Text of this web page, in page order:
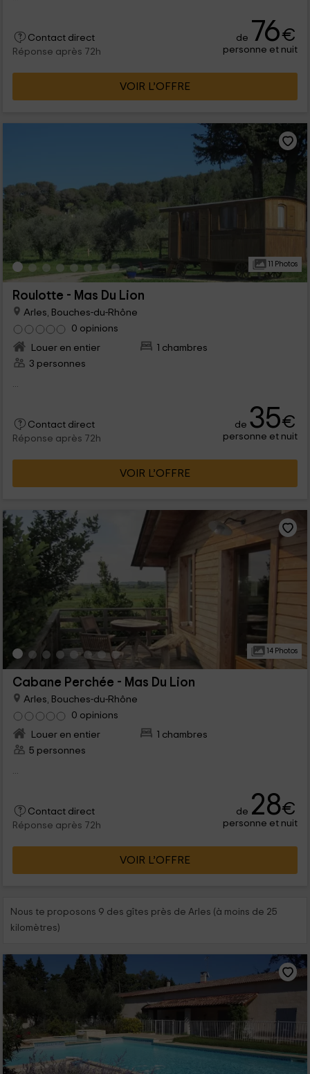
Contact direct
Réponse après 72h
de 76€
personne et nuit
VOIR L’OFFRE
11 Photos
Roulotte - Mas Du Lion
Arles, Bouches-du-Rhône
0 opinions
Louer en entier
1 chambres
3 personnes
...
Contact direct
Réponse après 72h
de 35€
personne et nuit
VOIR L’OFFRE
14 Photos
Cabane Perchée - Mas Du Lion
Arles, Bouches-du-Rhône
0 opinions
Louer en entier
1 chambres
5 personnes
...
Contact direct
Réponse après 72h
de 28€
personne et nuit
VOIR L’OFFRE
Nous te proposons 9 des gîtes près de Arles (à moins de 25
kilomètres)